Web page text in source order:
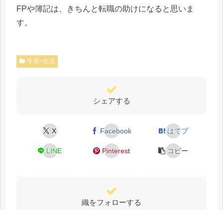
FPや簿記は、きちんと転職の助けになると思いま
す。
学習×生活
シェアする
X Facebook はてブ
LINE Pinterest コピー
織をフォローする